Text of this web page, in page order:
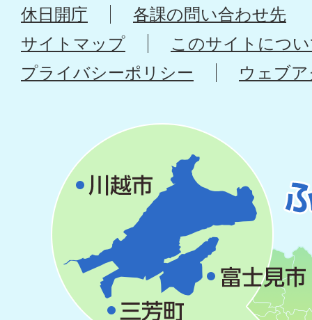
休日開庁
各課の問い合わせ先
サイトマップ
このサイトにつ
プライバシーポリシー
ウェブ